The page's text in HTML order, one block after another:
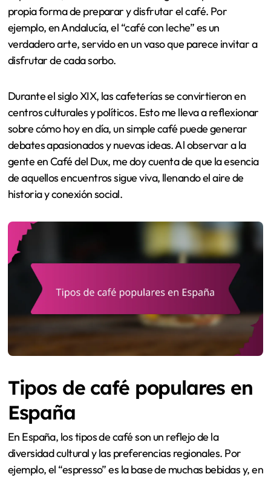
propia forma de preparar y disfrutar el café. Por
ejemplo, en Andalucía, el “café con leche” es un
verdadero arte, servido en un vaso que parece invitar a
disfrutar de cada sorbo.
Durante el siglo XIX, las cafeterías se convirtieron en
centros culturales y políticos. Esto me lleva a reflexionar
sobre cómo hoy en día, un simple café puede generar
debates apasionados y nuevas ideas. Al observar a la
gente en Café del Dux, me doy cuenta de que la esencia
de aquellos encuentros sigue viva, llenando el aire de
historia y conexión social.
Tipos de café populares en
España
En España, los tipos de café son un reflejo de la
diversidad cultural y las preferencias regionales. Por
ejemplo, el “espresso” es la base de muchas bebidas y, en